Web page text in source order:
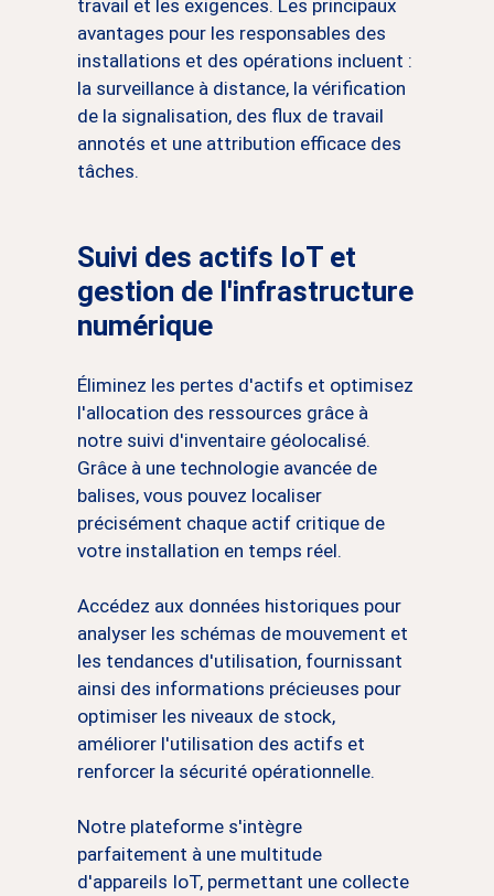
travail et les exigences. Les principaux
avantages pour les responsables des
installations et des opérations incluent :
la surveillance à distance, la vérification
de la signalisation, des flux de travail
annotés et une attribution efficace des
tâches.
Suivi des actifs IoT et
gestion de l'infrastructure
numérique
Éliminez les pertes d'actifs et optimisez
l'allocation des ressources grâce à
notre suivi d'inventaire géolocalisé.
Grâce à une technologie avancée de
balises, vous pouvez localiser
précisément chaque actif critique de
votre installation en temps réel.
Accédez aux données historiques pour
analyser les schémas de mouvement et
les tendances d'utilisation, fournissant
ainsi des informations précieuses pour
optimiser les niveaux de stock,
améliorer l'utilisation des actifs et
renforcer la sécurité opérationnelle.
Notre plateforme s'intègre
parfaitement à une multitude
d'appareils IoT, permettant une collecte